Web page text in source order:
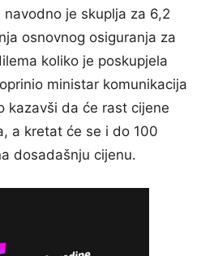
je skuplja za 6,2
osnovnog osiguranja za
koliko je poskupjela
ministar komunikacija
kazavši da će rast cijene
a kretat će se i do 100
dosadašnju cijenu.